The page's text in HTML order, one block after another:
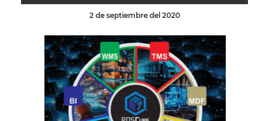
2 de septiembre del 2020